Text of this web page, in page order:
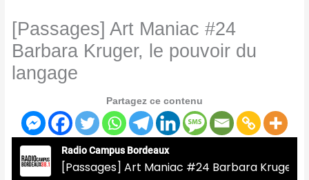
[Passages] Art Maniac #24
Barbara Kruger, le pouvoir du
langage
Partagez ce contenu
Radio Campus Bordeaux